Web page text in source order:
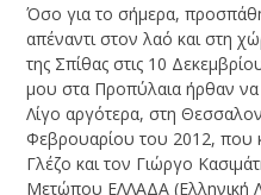
Όσο για το σήμερα,
απέναντι στον λαό και στη
της Σπίθας στις 10
μου στα Προπύλαια ήρθαν να
Λίγο αργότερα, στη
Φεβρουαρίου του 2012, που
Γλέζο και τον Γιώργο
Μετώπου ΕΛΛΑΔΑ (Ελληνική